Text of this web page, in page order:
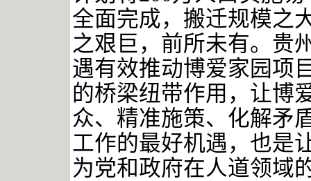
全面完成，搬迁规模之
之艰巨，前所未有。贵
遇有效推动博爱家园项
的桥梁纽带作用，让博
众、精准施策、化解矛
工作的最好机遇，也是
为党和政府在人道领域